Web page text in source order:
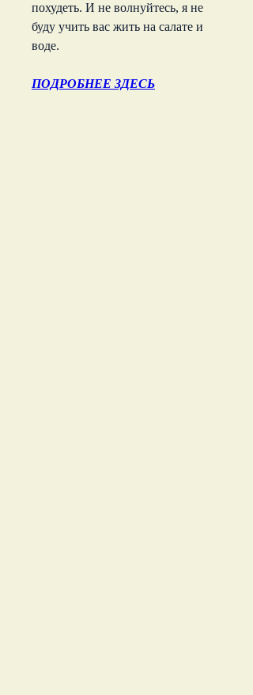
похудеть. И не волнуйтесь, я не
буду учить вас жить на салате и
воде.
ПОДРОБНЕЕ ЗДЕСЬ